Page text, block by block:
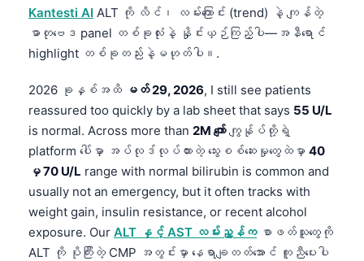
Kantesti AI ALT ကို လိင်၊ လမ်းကြောင်း (trend) နဲ့ ကျန်တဲ့
ဓာတုဗေဒ panel တစ်ခုလုံးနဲ့ နှိုင်းယှဉ်ကြည့်ပါ—အနီရောင်
highlight တစ်ခုတည်းနဲ့မဟုတ်ပါ။.
2026 ခုနှစ်အထိ မတ် 29, 2026, I still see patients
reassured too quickly by a lab sheet that says 55 U/L
is normal. Across more than 2M ကျော်ကျွန်ုပ်တို့ရဲ့
platform ပေါ်မှာ အပ်လုဒ်လုပ်ထားတဲ့ သွေးစစ်ဆေးမှုတွေထဲမှာ 40
မှ 70 U/L range with normal bilirubin is common and
usually not an emergency, but it often tracks with
weight gain, insulin resistance, or recent alcohol
exposure. Our ALT နှင့် AST လမ်းညွှန်ကစာဖတ်သူတွေကို
ALT ကို ပိုကြီးတဲ့ CMP အတွင်းမှာ နေရာချတတ်အောင် ကူညီပေးပါ